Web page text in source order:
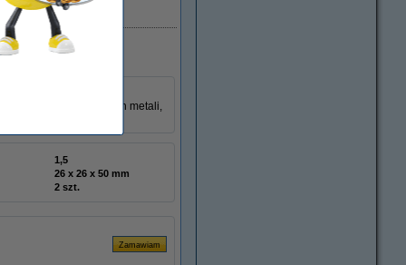
Dostępny
energii. Baterie
zawierają szkodliwych metali,
1,5
26 x 26 x 50 mm
2 szt.